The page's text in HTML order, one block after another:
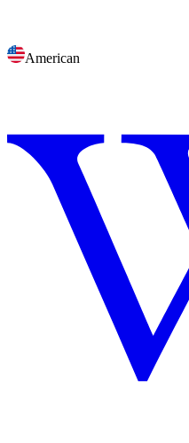
American